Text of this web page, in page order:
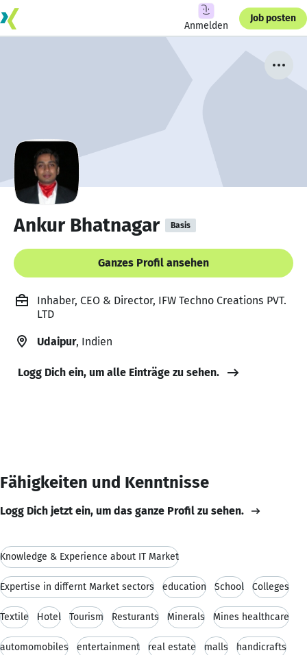
Anmelden
Job posten
Ankur Bhatnagar Basis
Ganzes Profil ansehen
Inhaber, CEO & Director, IFW Techno Creations PVT.
LTD
Udaipur, Indien
Logg Dich ein, um alle Einträge zu sehen.
Fähigkeiten und Kenntnisse
Logg Dich jetzt ein, um das ganze Profil zu sehen.
Knowledge & Experience about IT Market
Expertise in differnt Market sectors education School Colleges
Textile Hotel Tourism Resturants Minerals Mines healthcare
automomobiles entertainment real estate malls handicrafts